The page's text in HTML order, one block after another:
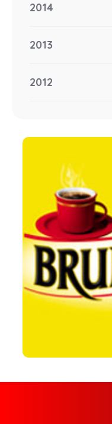
2014
2013
2012